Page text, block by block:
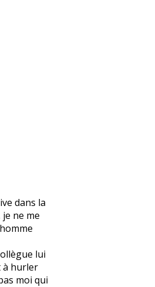
dans la
je ne me
lui
à hurler
moi qui